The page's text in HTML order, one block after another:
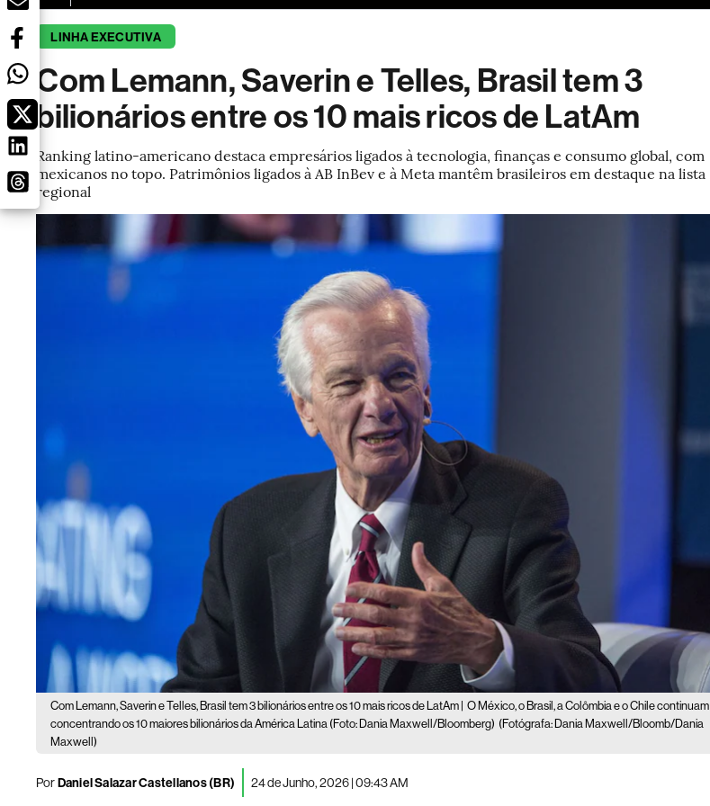
LINHA EXECUTIVA
Com Lemann, Saverin e Telles, Brasil tem 3
bilionários entre os 10 mais ricos de LatAm
Ranking latino-americano destaca empresários ligados à tecnologia, finanças e consumo global, com
mexicanos no topo. Patrimônios ligados à AB InBev e à Meta mantêm brasileiros em destaque na lista
regional
Com Lemann, Saverin e Telles, Brasil tem 3 bilionários entre os 10 mais ricos de LatAm |
O México, o Brasil, a Colômbia e o Chile continuam
concentrando os 10 maiores bilionários da América Latina (Foto: Dania Maxwell/Bloomberg) (Fotógrafa: Dania Maxwell/Bloomb/Dania
Maxwell)
PorDaniel Salazar Castellanos (BR) 24 de Junho, 2026 | 09:43 AM